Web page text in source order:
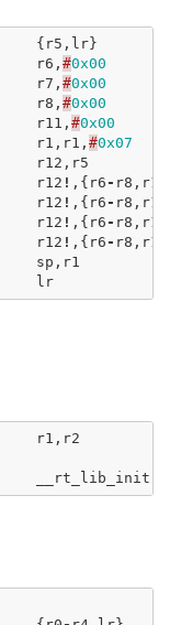
{ r5 , lr }
r6 , #0x00
r7 , #0x00
r8 , #0x00
r11 , #0x00
r1 , r1 , #0x07
r12 , r5
r12 ! ,{ r6 - r8 , r11
r12 ! ,{ r6 - r8 , r11
r12 ! ,{ r6 - r8 , r11
r12 ! ,{ r6 - r8 , r11
sp , r1
lr
r1 , r2
__rt_lib_init